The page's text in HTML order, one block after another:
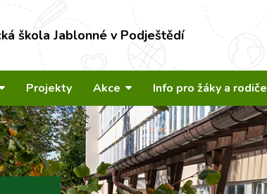
škola Jablonné v Podještědí
Projekty Akce Info pro žáky a rodiče